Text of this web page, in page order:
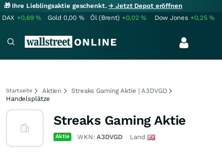
🎁 Ihre Lieblingsaktie geschenkt.→ Jetzt Depot eröffnen
DAX +0,69% Gold 0,00 % Öl (Brent) +0,02% Dow Jones +0,25%
Startseite Aktien
Streaks Gaming Aktie | A3DVGD
Handelsplätze
Streaks Gaming Aktie
Aktie WKN:A3DVGD Land